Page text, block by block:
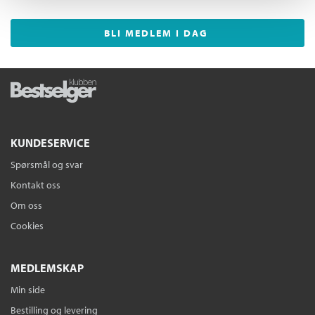
BLI MEDLEM I DAG
KUNDESERVICE
Spørsmål og svar
Kontakt oss
Om oss
Cookies
MEDLEMSKAP
Min side
Bestilling og levering